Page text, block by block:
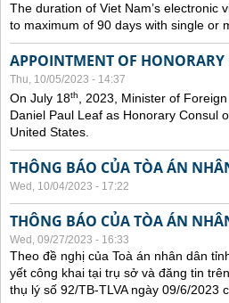
The duration of Viet Nam’s electronic
to maximum of 90 days with single or
APPOINTMENT OF
Thu, 10/05/2023 - 14:37
On July 18th
, 2023, Minister of
Daniel Paul Leaf as Honorary Consul
United States.
THÔNG BÁO CỦA TÒA ÁN
Wed, 10/04/2023 - 17:22
THÔNG BÁO CỦA TÒA ÁN
Wed, 09/27/2023 - 16:33
Theo đề nghị của Toà án nhân dân
yết công khai tại trụ sở và đăng tin
thụ lý số 92/TB-TLVA ngày 09/6/2023